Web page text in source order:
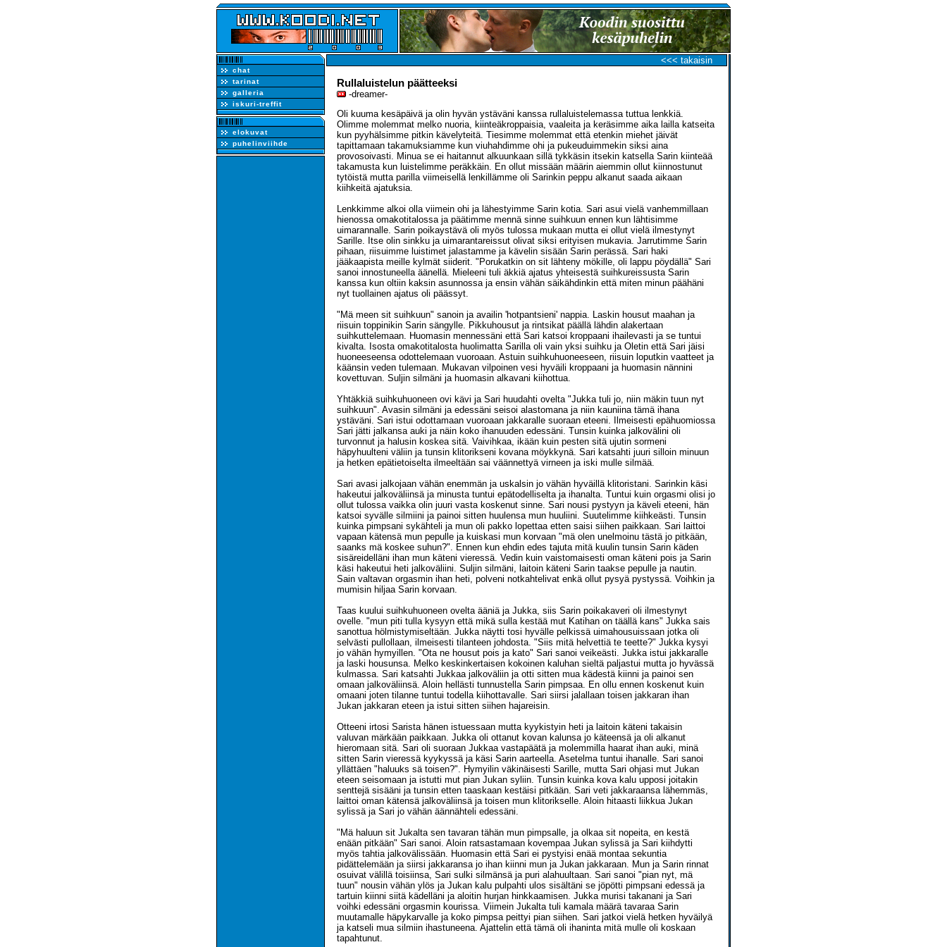
chat
tarinat
galleria
iskuri-treffit
elokuvat
puhelinviihde
<<< takaisin
Rullaluistelun päätteeksi
-dreamer-
Oli kuuma kesäpäivä ja olin hyvän ystäväni kanssa rullaluistelemassa tuttua lenkkiä.
Olimme molemmat melko nuoria, kiinteäkroppaisia, vaaleita ja keräsimme aika lailla katseita
kun pyyhälsimme pitkin kävelyteitä. Tiesimme molemmat että etenkin miehet jäivät
tapittamaan takamuksiamme kun viuhahdimme ohi ja pukeuduimmekin siksi aina
provosoivasti. Minua se ei haitannut alkuunkaan sillä tykkäsin itsekin katsella Sarin kiinteää
takamusta kun luistelimme peräkkäin. En ollut missään määrin aiemmin ollut kiinnostunut
tytöistä mutta parilla viimeisellä lenkillämme oli Sarinkin peppu alkanut saada aikaan
kiihkeitä ajatuksia.
Lenkkimme alkoi olla viimein ohi ja lähestyimme Sarin kotia. Sari asui vielä vanhemmillaan
hienossa omakotitalossa ja päätimme mennä sinne suihkuun ennen kun lähtisimme
uimarannalle. Sarin poikaystävä oli myös tulossa mukaan mutta ei ollut vielä ilmestynyt
Sarille. Itse olin sinkku ja uimarantareissut olivat siksi erityisen mukavia. Jarrutimme Sarin
pihaan, riisuimme luistimet jalastamme ja kävelin sisään Sarin perässä. Sari haki
jääkaapista meille kylmät siiderit. "Porukatkin on sit lähteny mökille, oli lappu pöydällä" Sari
sanoi innostuneella äänellä. Mieleeni tuli äkkiä ajatus yhteisestä suihkureissusta Sarin
kanssa kun oltiin kaksin asunnossa ja ensin vähän säikähdinkin että miten minun päähäni
nyt tuollainen ajatus oli päässyt.
"Mä meen sit suihkuun" sanoin ja availin 'hotpantsieni' nappia. Laskin housut maahan ja
riisuin toppinikin Sarin sängylle. Pikkuhousut ja rintsikat päällä lähdin alakertaan
suihkuttelemaan. Huomasin mennessäni että Sari katsoi kroppaani ihailevasti ja se tuntui
kivalta. Isosta omakotitalosta huolimatta Sarilla oli vain yksi suihku ja Oletin että Sari jäisi
huoneeseensa odottelemaan vuoroaan. Astuin suihkuhuoneeseen, riisuin loputkin vaatteet ja
käänsin veden tulemaan. Mukavan vilpoinen vesi hyväili kroppaani ja huomasin nännini
kovettuvan. Suljin silmäni ja huomasin alkavani kiihottua.
Yhtäkkiä suihkuhuoneen ovi kävi ja Sari huudahti ovelta "Jukka tuli jo, niin mäkin tuun nyt
suihkuun". Avasin silmäni ja edessäni seisoi alastomana ja niin kauniina tämä ihana
ystäväni. Sari istui odottamaan vuoroaan jakkaralle suoraan eteeni. Ilmeisesti epähuomiossa
Sari jätti jalkansa auki ja näin koko ihanuuden edessäni. Tunsin kuinka jalkovälini oli
turvonnut ja halusin koskea sitä. Vaivihkaa, ikään kuin pesten sitä ujutin sormeni
häpyhuulteni väliin ja tunsin klitorikseni kovana möykkynä. Sari katsahti juuri silloin minuun
ja hetken epätietoiselta ilmeeltään sai väännettyä virneen ja iski mulle silmää.
Sari avasi jalkojaan vähän enemmän ja uskalsin jo vähän hyväillä klitoristani. Sarinkin käsi
hakeutui jalkoväliinsä ja minusta tuntui epätodelliselta ja ihanalta. Tuntui kuin orgasmi olisi jo
ollut tulossa vaikka olin juuri vasta koskenut sinne. Sari nousi pystyyn ja käveli eteeni, hän
katsoi syvälle silmiini ja painoi sitten huulensa mun huuliini. Suutelimme kiihkeästi. Tunsin
kuinka pimpsani sykähteli ja mun oli pakko lopettaa etten saisi siihen paikkaan. Sari laittoi
vapaan kätensä mun pepulle ja kuiskasi mun korvaan "mä olen unelmoinu tästä jo pitkään,
saanks mä koskee suhun?". Ennen kun ehdin edes tajuta mitä kuulin tunsin Sarin käden
sisäreidelläni ihan mun käteni vieressä. Vedin kuin vaistomaisesti oman käteni pois ja Sarin
käsi hakeutui heti jalkoväliini. Suljin silmäni, laitoin käteni Sarin taakse pepulle ja nautin.
Sain valtavan orgasmin ihan heti, polveni notkahtelivat enkä ollut pysyä pystyssä. Voihkin ja
mumisin hiljaa Sarin korvaan.
Taas kuului suihkuhuoneen ovelta ääniä ja Jukka, siis Sarin poikakaveri oli ilmestynyt
ovelle. "mun piti tulla kysyyn että mikä sulla kestää mut Katihan on täällä kans" Jukka sais
sanottua hölmistymiseltään. Jukka näytti tosi hyvälle pelkissä uimahousuissaan jotka oli
selvästi pullollaan, ilmeisesti tilanteen johdosta. "Siis mitä helvettiä te teette?" Jukka kysyi
jo vähän hymyillen. "Ota ne housut pois ja kato" Sari sanoi veikeästi. Jukka istui jakkaralle
ja laski housunsa. Melko keskinkertaisen kokoinen kaluhan sieltä paljastui mutta jo hyvässä
kulmassa. Sari katsahti Jukkaa jalkoväliin ja otti sitten mua kädestä kiinni ja painoi sen
omaan jalkoväliinsä. Aloin hellästi tunnustella Sarin pimpsaa. En ollu ennen koskenut kuin
omaani joten tilanne tuntui todella kiihottavalle. Sari siirsi jalallaan toisen jakkaran ihan
Jukan jakkaran eteen ja istui sitten siihen hajareisin.
Otteeni irtosi Sarista hänen istuessaan mutta kyykistyin heti ja laitoin käteni takaisin
valuvan märkään paikkaan. Jukka oli ottanut kovan kalunsa jo käteensä ja oli alkanut
hieromaan sitä. Sari oli suoraan Jukkaa vastapäätä ja molemmilla haarat ihan auki, minä
sitten Sarin vieressä kyykyssä ja käsi Sarin aarteella. Asetelma tuntui ihanalle. Sari sanoi
yllättäen "haluuks sä toisen?". Hymyilin väkinäisesti Sarille, mutta Sari ohjasi mut Jukan
eteen seisomaan ja istutti mut pian Jukan syliin. Tunsin kuinka kova kalu upposi joitakin
senttejä sisääni ja tunsin etten taaskaan kestäisi pitkään. Sari veti jakkaraansa lähemmäs,
laittoi oman kätensä jalkoväliinsä ja toisen mun klitorikselle. Aloin hitaasti liikkua Jukan
sylissä ja Sari jo vähän äännähteli edessäni.
"Mä haluun sit Jukalta sen tavaran tähän mun pimpsalle, ja olkaa sit nopeita, en kestä
enään pitkään" Sari sanoi. Aloin ratsastamaan kovempaa Jukan sylissä ja Sari kiihdytti
myös tahtia jalkovälissään. Huomasin että Sari ei pystyisi enää montaa sekuntia
pidättelemään ja siirsi jakkaransa jo ihan kiinni mun ja Jukan jakkaraan. Mun ja Sarin rinnat
osuivat välillä toisiinsa, Sari sulki silmänsä ja puri alahuultaan. Sari sanoi "pian nyt, mä
tuun" nousin vähän ylös ja Jukan kalu pulpahti ulos sisältäni se jöpötti pimpsani edessä ja
tartuin kiinni siitä kädelläni ja aloitin hurjan hinkkaamisen. Jukka murisi takanani ja Sari
voihki edessäni orgasmin kourissa. Viimein Jukalta tuli kamala määrä tavaraa Sarin
muutamalle häpykarvalle ja koko pimpsa peittyi pian siihen. Sari jatkoi vielä hetken hyväilyä
ja katseli mua silmiin ihastuneena. Ajattelin että tämä oli ihaninta mitä mulle oli koskaan
tapahtunut.